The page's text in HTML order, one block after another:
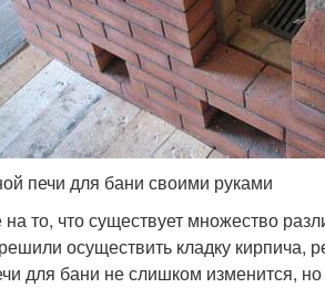
печи для бани своими руками
то, что существует множество
осуществить кладку кирпича,
для бани не слишком изменится,